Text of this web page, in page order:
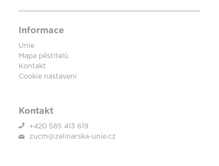
Informace
Unie
Mapa pěstitelů
Kontakt
Cookie nastavení
Kontakt
+420 585 413 619
zucm@zelinarska-unie.cz